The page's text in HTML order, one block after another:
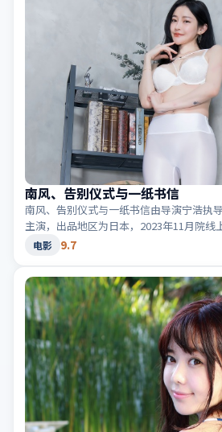
南风、告别仪式与一纸书信
南风、告别仪式与一纸书信由导演宁浩执
主演，出品地区为日本，2023年11月院
犯罪，黑白两道博弈。适合检索「日本犯
电影 9.7